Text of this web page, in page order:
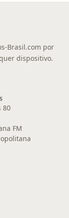
Brasil.com por
dispositivo.
80
FM